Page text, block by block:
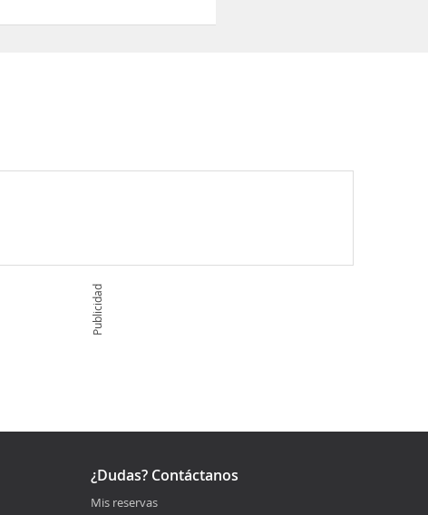
Publicidad
¿Dudas? Contáctanos
Mis reservas